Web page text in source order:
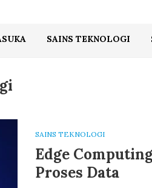
SAINS TEKNOLOGI
SAINS TEKNOLOGI
Edge
Proses Data